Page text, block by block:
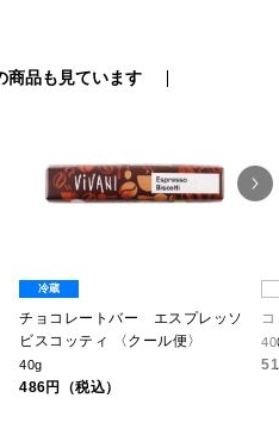
商品も見ています
冷蔵
チョコレートバー エスプレッソ
ビスコッティ 〈クール便〉
40g
486円（税込）
コ